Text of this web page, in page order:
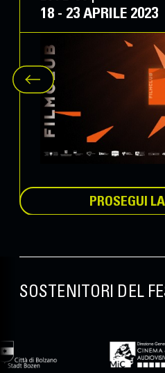
18 - 23 APRILE 2023
PROSEGUI
SOSTENITORI DEL